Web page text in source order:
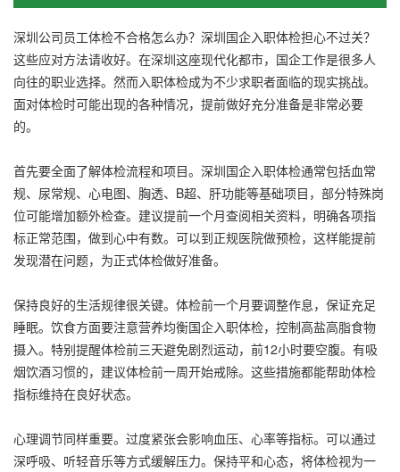
深圳公司员工体检不合格怎么办？深圳国企入职体检担心不过关？
这些应对方法请收好。在深圳这座现代化都市，国企工作是很多人
向往的职业选择。然而入职体检成为不少求职者面临的现实挑战。
面对体检时可能出现的各种情况，提前做好充分准备是非常必要
的。
首先要全面了解体检流程和项目。深圳国企入职体检通常包括血常
规、尿常规、心电图、胸透、B超、肝功能等基础项目，部分特殊岗
位可能增加额外检查。建议提前一个月查阅相关资料，明确各项指
标正常范围，做到心中有数。可以到正规医院做预检，这样能提前
发现潜在问题，为正式体检做好准备。
保持良好的生活规律很关键。体检前一个月要调整作息，保证充足
睡眠。饮食方面要注意营养均衡国企入职体检，控制高盐高脂食物
摄入。特别提醒体检前三天避免剧烈运动，前12小时要空腹。有吸
烟饮酒习惯的，建议体检前一周开始戒除。这些措施都能帮助体检
指标维持在良好状态。
心理调节同样重要。过度紧张会影响血压、心率等指标。可以通过
深呼吸、听轻音乐等方式缓解压力。保持平和心态，将体检视为一